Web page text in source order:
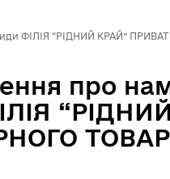
ФІЛІЯ “РІДНИЙ КРАЙ”
про